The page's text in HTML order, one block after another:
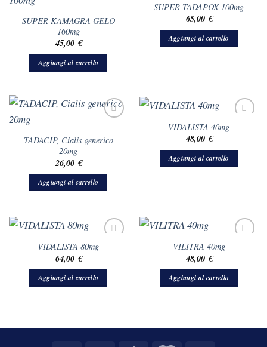
SUPER KAMAGRA GELO
160mg
45,00 €
Aggiungi al carrello
SUPER TADAPOX 100mg
65,00 €
Aggiungi al carrello
TADACIP, Cialis generico
20mg
26,00 €
Aggiungi al carrello
VIDALISTA 40mg
48,00 €
Aggiungi al carrello
VIDALISTA 80mg
64,00 €
Aggiungi al carrello
VILITRA 40mg
48,00 €
Aggiungi al carrello